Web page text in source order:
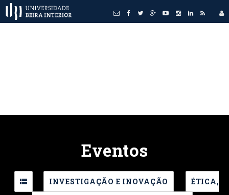
Eventos
INVESTIGAÇÃO E INOVAÇÃO ÉTICA,